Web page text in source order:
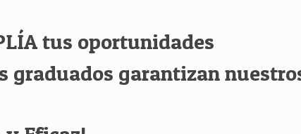
tus oportunidades
graduados garantizan